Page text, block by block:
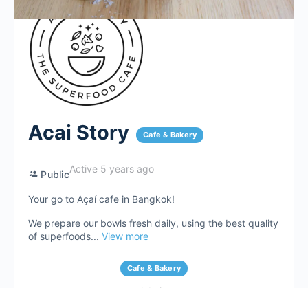
Acai Story Cafe & Bakery
PublicActive 5 years ago
Your go to Açaí cafe in Bangkok!
We prepare our bowls fresh daily, using the best quality
of superfoods... View more
Cafe & Bakery